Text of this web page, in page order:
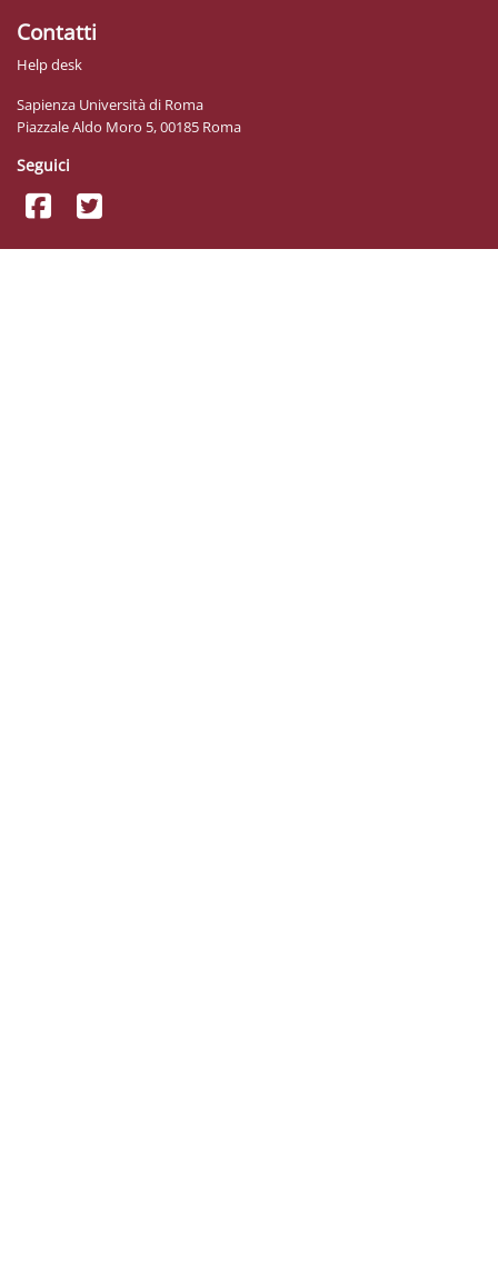
Contatti
Help desk
Sapienza Università di Roma
Piazzale Aldo Moro 5, 00185 Roma
Seguici